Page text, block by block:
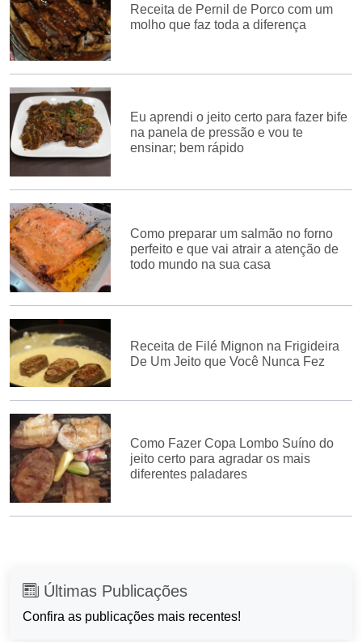
Receita de Pernil de Porco com um
molho que faz toda a diferença
Eu aprendi o jeito certo para fazer bife
na panela de pressão e vou te
ensinar; bem rápido
Como preparar um salmão no forno
perfeito e que vai atrair a atenção de
todo mundo na sua casa
Receita de Filé Mignon na Frigideira
De Um Jeito que Você Nunca Fez
Como Fazer Copa Lombo Suíno do
jeito certo para agradar os mais
diferentes paladares
Últimas Publicações
Confira as publicações mais recentes!